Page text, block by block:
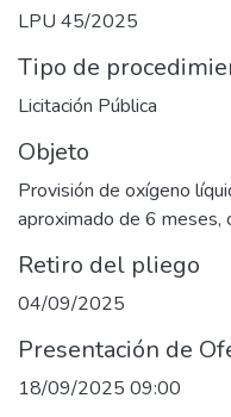
LPU 45/2025
Tipo de
Licitación Pública
Objeto
Provisión de oxígeno
aproximado de 6 meses,
Retiro del pliego
04/09/2025
Presentación de
18/09/2025 09:00